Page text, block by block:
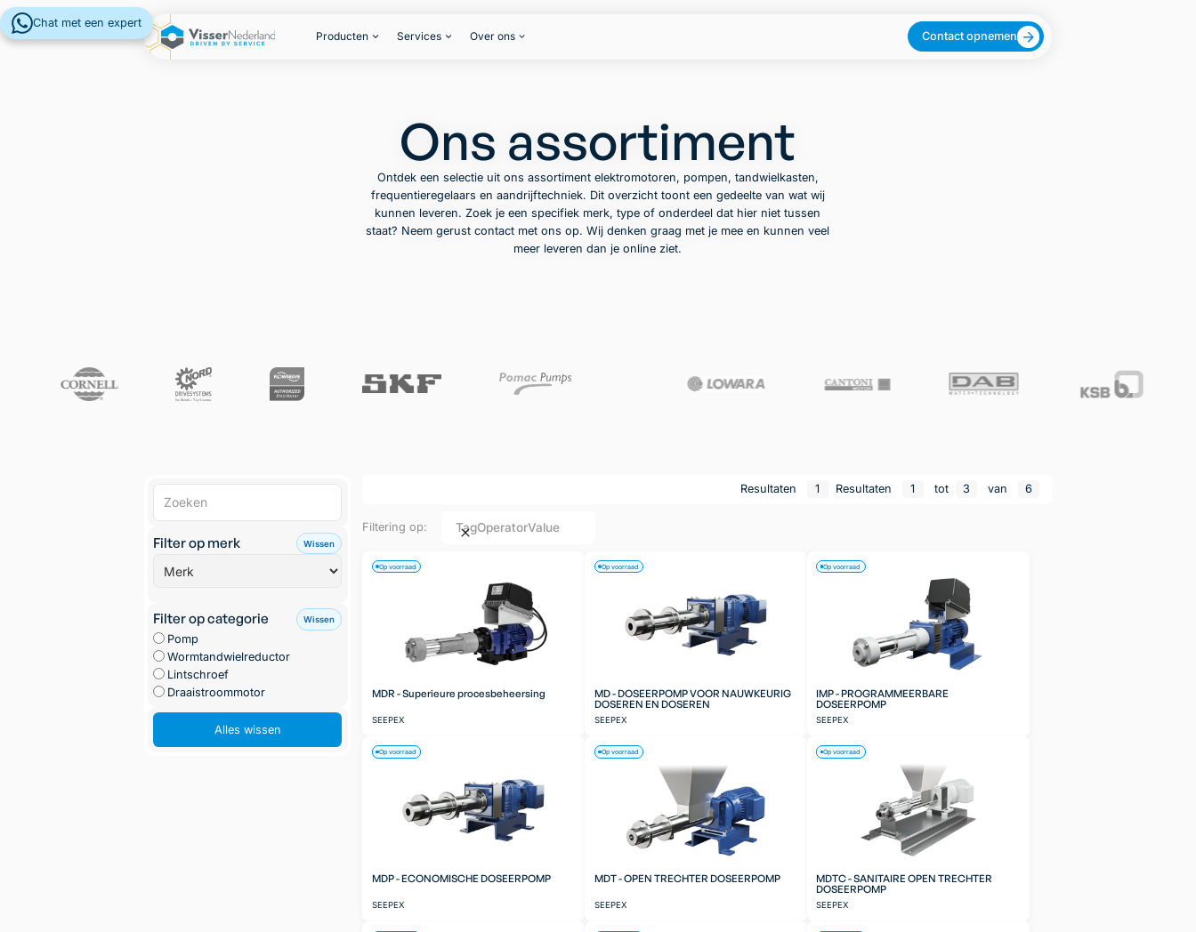
Producten Services Over ons Contact opnemen
Ons assortiment
Ontdek een selectie uit ons assortiment elektromotoren, pompen, tandwielkasten,
frequentieregelaars en aandrijftechniek. Dit overzicht toont een gedeelte van wat wij
kunnen leveren. Zoek je een specifiek merk, type of onderdeel dat hier niet tussen
staat? Neem gerust contact met ons op. Wij denken graag met je mee en kunnen veel
meer leveren dan je online ziet.
Filter op merk Wissen
Filter op categorie Wissen
Pomp
Wormtandwielreductor
Lintschroef
Draaistroommotor
Alles wissen
Resultaten 1 Resultaten 1 tot 3 van 6
Filtering op: TagOperatorValue
MDR - Superieure procesbeheersing
SEEPEX
Op voorraad
MD - DOSEERPOMP VOOR NAUWKEURIG
DOSEREN EN DOSEREN
SEEPEX
Op voorraad
IMP - PROGRAMMEERBARE
DOSEERPOMP
SEEPEX
Op voorraad
MDP - ECONOMISCHE DOSEERPOMP
SEEPEX
Op voorraad
MDT - OPEN TRECHTER DOSEERPOMP
SEEPEX
Op voorraad
MDTC - SANITAIRE OPEN TRECHTER
DOSEERPOMP
SEEPEX
Op voorraad
Chat met een expert